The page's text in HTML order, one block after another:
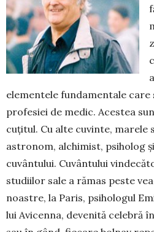
elementele fundamentale care
profesiei de medic. Acestea
cu­țitul. Cu alte cuvinte, marele
astronom, alchimist, psiholog
cuvântului. Cuvân­tu­lui
studiilor sale a rămas peste
noastre, la Paris, psihologul
lui Avi­cenna, devenită celebră